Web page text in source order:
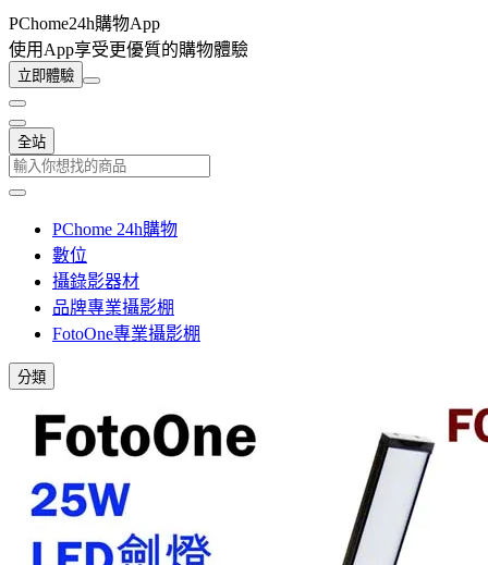
PChome24h購物App
使用App享受更優質的購物體驗
立即體驗
全站
PChome 24h購物
數位
攝錄影器材
品牌專業攝影棚
FotoOne專業攝影棚
分類